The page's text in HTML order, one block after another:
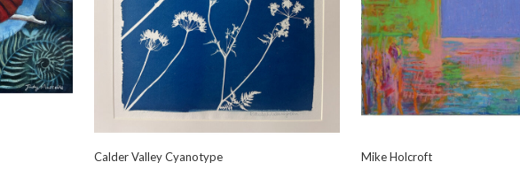
Calder Valley Cyanotype Mike Holcroft